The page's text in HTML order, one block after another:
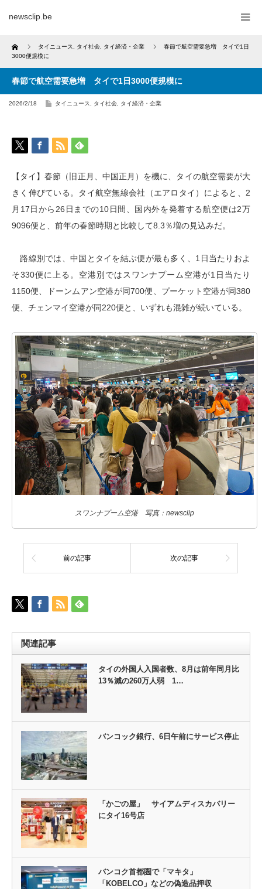
newsclip.be
Home タイニュース タイ社会 タイ経済・企業
春節で航空需要急増 タイで1日
3000便規模に
春節で航空需要急増 タイで1日3000便規模に
2026/2/18 タイニュース タイ社会 タイ経済・企業
【タイ】春節（旧正月、中国正月）を機に、タイの航空需要が大
きく伸びている。タイ航空無線会社（エアロタイ）によると、2
月17日から26日までの10日間、国内外を発着する航空便は2万
9096便と、前年の春節時期と比較して8.3％増の見込みだ。
路線別では、中国とタイを結ぶ便が最も多く、1日当たりおよ
そ330便に上る。空港別ではスワンナプーム空港が1日当たり
1150便、ドーンムアン空港が同700便、プーケット空港が同380
便、チェンマイ空港が同220便と、いずれも混雑が続いている。
スワンナプーム空港 写真：newsclip
前の記事 次の記事
関連記事
タイの外国人入国者数、8月は前年同月比
13％減の260万人弱 1…
バンコック銀行、6日午前にサービス停止
「かごの屋」 サイアムディスカバリー
にタイ16号店
バンコク首都圏で「マキタ」
「KOBELCO」などの偽造品押収